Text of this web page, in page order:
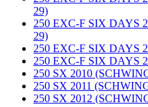
29)
250 EXC-F SIX DAYS
29)
250 EXC-F SIX DAYS
250 EXC-F SIX DAYS
250 SX 2010
250 SX 2011
250 SX 2012